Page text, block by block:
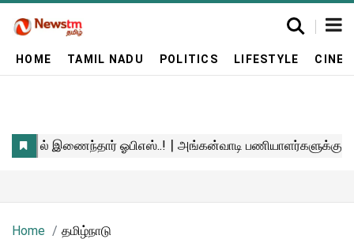
HOME TAMIL NADU POLITICS LIFESTYLE
Home தமிழ்நாடு